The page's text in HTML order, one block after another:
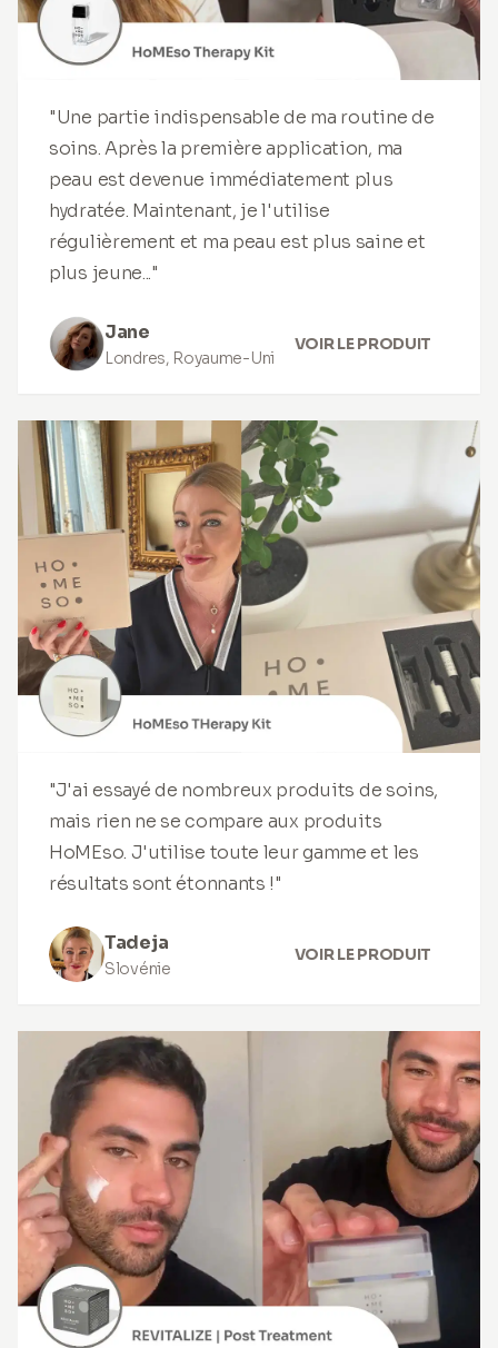
"Une partie indispensable de ma routine de
soins. Après la première application, ma
peau est devenue immédiatement plus
hydratée. Maintenant, je l'utilise
régulièrement et ma peau est plus saine et
plus jeune..."
Jane
Londres, Royaume-Uni
VOIR LE PRODUIT
"J'ai essayé de nombreux produits de soins,
mais rien ne se compare aux produits
HoMEso. J'utilise toute leur gamme et les
résultats sont étonnants !"
Tadeja
Slovénie
VOIR LE PRODUIT